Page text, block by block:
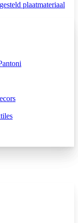
plaatmateriaal